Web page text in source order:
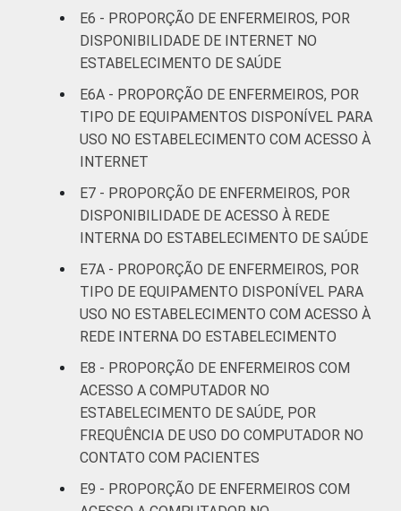
profissionais que declararam não haver
disponibilidade eletrônica do dado, que
declararam não saber se o dado está
pergunta sobre a disponibilidade.
Fonte: NIC.br - set 2014 / mar 2015
E6 - PROPORÇÃO DE ENFERMEIROS, POR
DISPONIBILIDADE DE INTERNET NO
ESTABELECIMENTO DE SAÚDE
E6A - PROPORÇÃO DE ENFERMEIROS, POR
TIPO DE EQUIPAMENTOS DISPONÍVEL PARA
USO NO ESTABELECIMENTO COM ACESSO À
INTERNET
E7 - PROPORÇÃO DE ENFERMEIROS, POR
DISPONIBILIDADE DE ACESSO À REDE
INTERNA DO ESTABELECIMENTO DE SAÚDE
E7A - PROPORÇÃO DE ENFERMEIROS, POR
TIPO DE EQUIPAMENTO DISPONÍVEL PARA
USO NO ESTABELECIMENTO COM ACESSO À
REDE INTERNA DO ESTABELECIMENTO
E8 - PROPORÇÃO DE ENFERMEIROS COM
ACESSO A COMPUTADOR NO
ESTABELECIMENTO DE SAÚDE, POR
FREQUÊNCIA DE USO DO COMPUTADOR NO
CONTATO COM PACIENTES
E9 - PROPORÇÃO DE ENFERMEIROS COM